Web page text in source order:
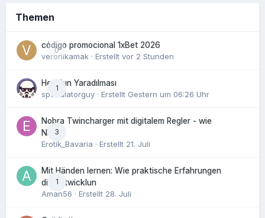
Themen
0
código promocional 1xBet 2026
veronikamak · Erstellt vor 2 Stunden
1
Hesabın Yaradılması
speculatorguy · Erstellt Gestern um 06:26 Uhr
3
Nobra Twincharger mit digitalem Regler - wie
NEU!
Erotik_Bavaria · Erstellt 21. Juli
1
Mit Händen lernen: Wie praktische Erfahrungen
die Entwicklun
Aman56 · Erstellt 28. Juli